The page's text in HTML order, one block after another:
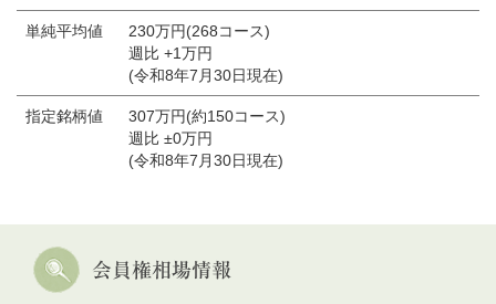
単純平均値
230万円(268コース)
週比 +1万円
(令和8年7月30日現在)
指定銘柄値
307万円(約150コース)
週比 ±0万円
(令和8年7月30日現在)